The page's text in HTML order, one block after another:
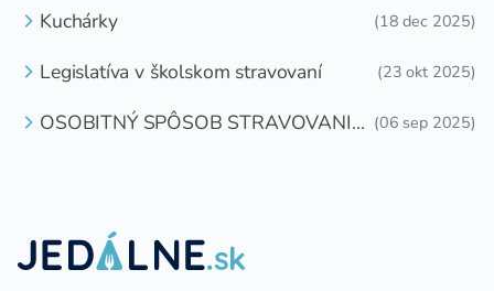
Kuchárky (18 dec 2025)
Legislatíva v školskom stravovaní (23 okt 2025)
OSOBITNÝ SPÔSOB STRAVOVANIA (06 sep 2025)